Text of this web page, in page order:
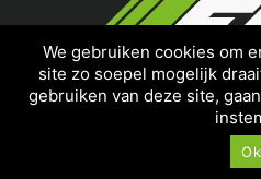
Stel ons
Maatwerk
Algemene
We gebruiken cookies om
site zo soepel mogelijk
gebruiken van deze site,
Ok